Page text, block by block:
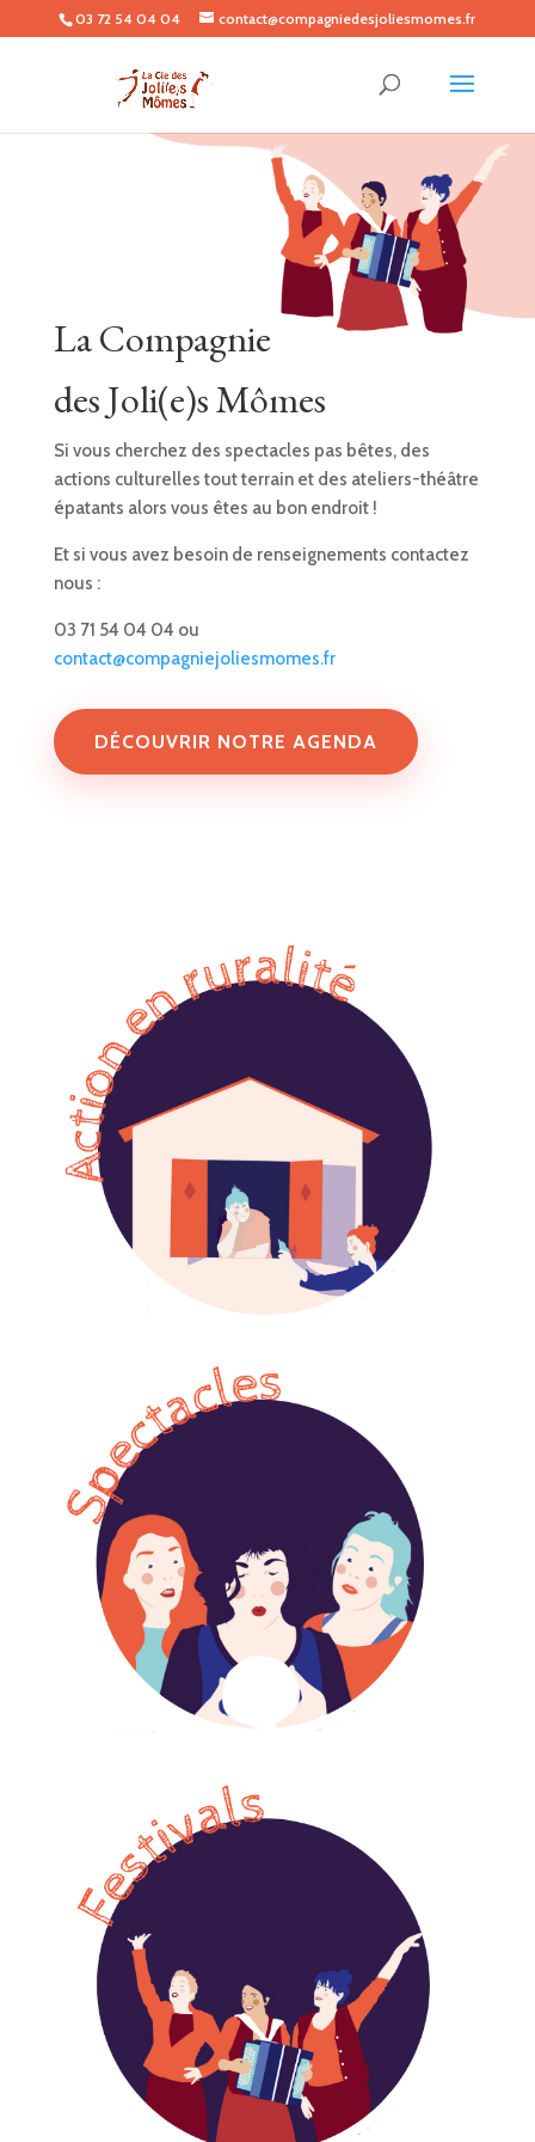
03 72 54 04 04 contact@compagniedesjoliesmomes.fr
La Compagnie
des Joli(e)s Mômes
Si vous cherchez des spectacles pas bêtes, des
actions culturelles tout terrain et des ateliers-théâtre
épatants alors vous êtes au bon endroit !
Et si vous avez besoin de renseignements contactez
nous :
03 71 54 04 04 ou
contact@compagniejoliesmomes.fr
DÉCOUVRIR NOTRE AGENDA